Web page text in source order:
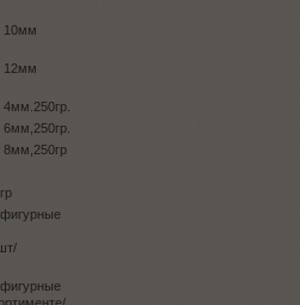
10мм
12мм
8мм,250гр